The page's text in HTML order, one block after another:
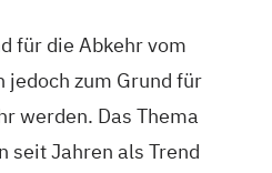
für die Abkehr vom
zum Grund für
werden. Das Thema
seit Jahren als Trend